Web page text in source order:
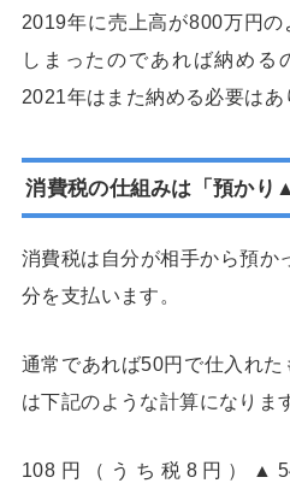
2019年に売上高が800万円
しまったのであれば納める
2021年はまた納める必要はあ
消費税の仕組みは「預かり
消費税は自分が相手から預か
分を支払います。
通常であれば50円で仕入れ
は下記のような計算になりま
108円（うち税8円）